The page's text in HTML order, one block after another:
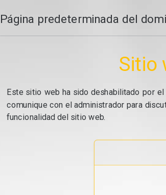
Página predeterminada del
Sitio
Este sitio web ha sido deshabilitado por
comunique con el administrador para
funcionalidad del sitio web.